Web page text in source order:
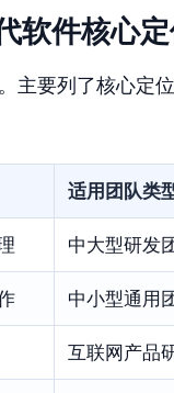
软件核心
主要列了核心定
适用团队类
中大型研发
中小型通用
互联网产品